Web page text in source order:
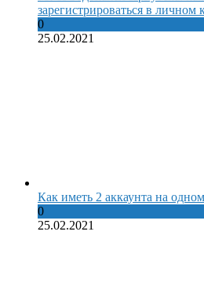
зарегистрироваться в личном
0
25.02.2021
Как иметь 2 аккаунта на
0
25.02.2021